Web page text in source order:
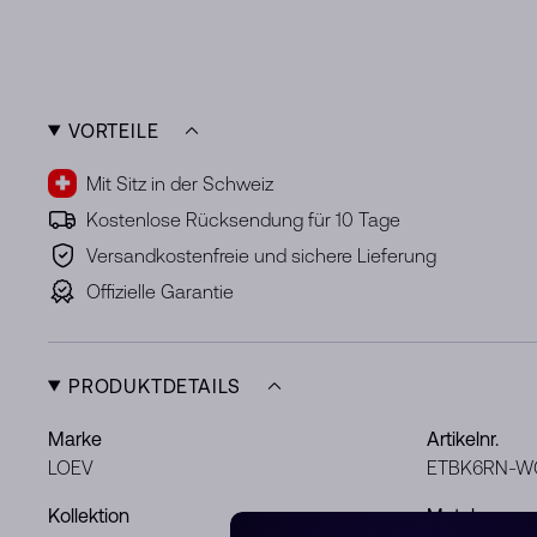
VORTEILE
Mit Sitz in der Schweiz
Kostenlose Rücksendung für 10 Tage
Versandkostenfreie und sichere Lieferung
Offizielle Garantie
PRODUKTDETAILS
Marke
LOEV
Artikelnr.
ETBK6RN-
Kollektion
Metal